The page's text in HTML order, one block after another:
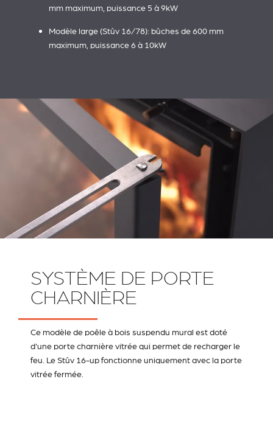
mm maximum, puissance 5 à 9kW
Modèle large (Stûv 16/78): bûches de 600 mm
maximum, puissance 6 à 10kW
SYSTÈME DE PORTE
CHARNIÈRE
Ce modèle de poêle à bois suspendu mural est doté
d'une porte charnière vitrée qui permet de recharger le
feu. Le Stûv 16-up fonctionne uniquement avec la porte
vitrée fermée.